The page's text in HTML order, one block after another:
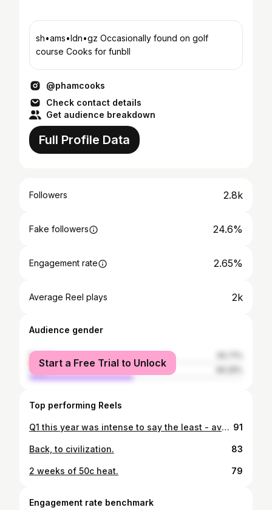
sh•ams•ldn•gz Occasionally found on golf
course Cooks for funbll
@phamcooks
Check contact details
Get audience breakdown
Full Profile Data
Followers 2.8k
Fake followers 24.6%
Engagement rate 2.65%
Average Reel plays 2k
Audience gender
female
male
Start a Free Trial to Unlock
Top performing Reels
Q1 this year was intense to say the least - averaged 1 flight a week. Amsterdam - London - Glasgow- Rio - Trinidad - Houston - Midlands - Hong Kong 91
Back, to civilization. 83
2 weeks of 50c heat. 79
Engagement rate benchmark